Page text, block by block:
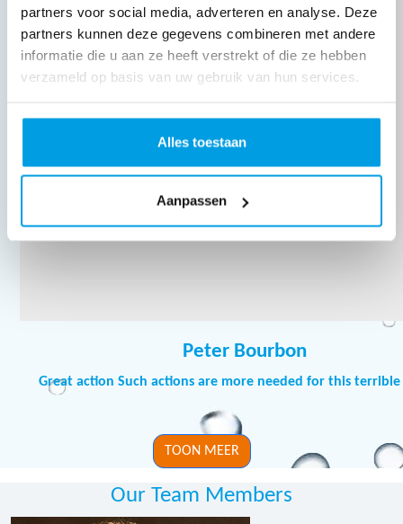
partners voor social media, adverteren en analyse. Deze
partners kunnen deze gegevens combineren met andere
informatie die u aan ze heeft verstrekt of die ze hebben
verzameld op basis van uw gebruik van hun services.
Alles toestaan
Aanpassen
Peter Bourbon
Great action Such actions are more needed for this terrible
TOON MEER
Our Team Members